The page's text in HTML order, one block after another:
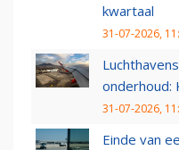
kwartaal
31-07-2026,
onderhoud:
31-07-2026,
Einde van